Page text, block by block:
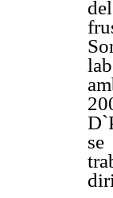
se